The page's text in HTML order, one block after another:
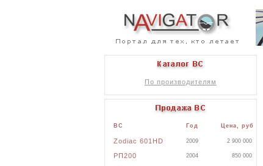
По производителям
ВС Год Цена, руб
Zodiac 601HD 2009 2 900 000
РП200 2004 850 000